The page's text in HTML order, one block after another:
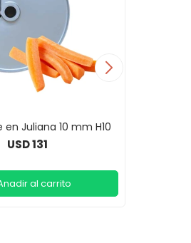
Juliana 10 mm H10
USD131